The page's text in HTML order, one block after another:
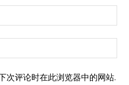
子
邮
站:
次评论时在此浏览器中的网站.